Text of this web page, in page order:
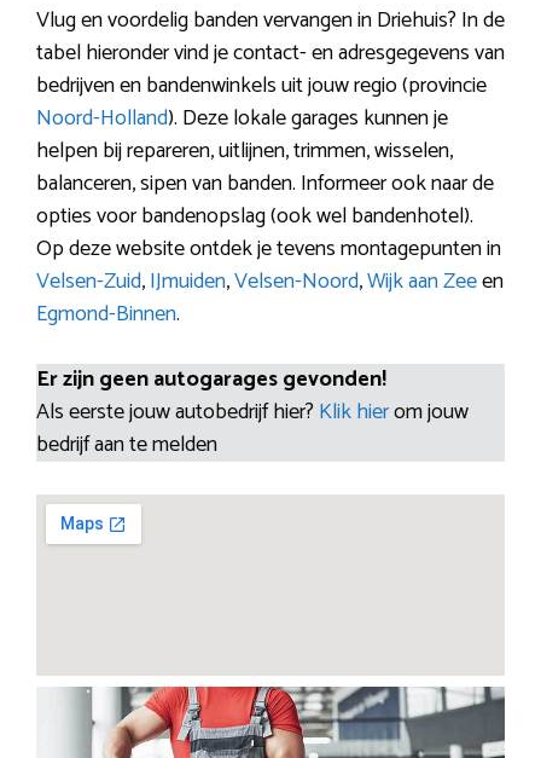
Vlug en voordelig banden vervangen in Driehuis? In de
tabel hieronder vind je contact- en adresgegevens van
bedrijven en bandenwinkels uit jouw regio (provincie
Noord-Holland). Deze lokale garages kunnen je
helpen bij repareren, uitlijnen, trimmen, wisselen,
balanceren, sipen van banden. Informeer ook naar de
opties voor bandenopslag (ook wel bandenhotel).
Op deze website ontdek je tevens montagepunten in
Velsen-Zuid,IJmuiden,Velsen-Noord,Wijk aan Zeeen
Egmond-Binnen.
Er zijn geen autogarages gevonden!
Als eerste jouw autobedrijf hier? Klik hierom jouw
bedrijf aan te melden